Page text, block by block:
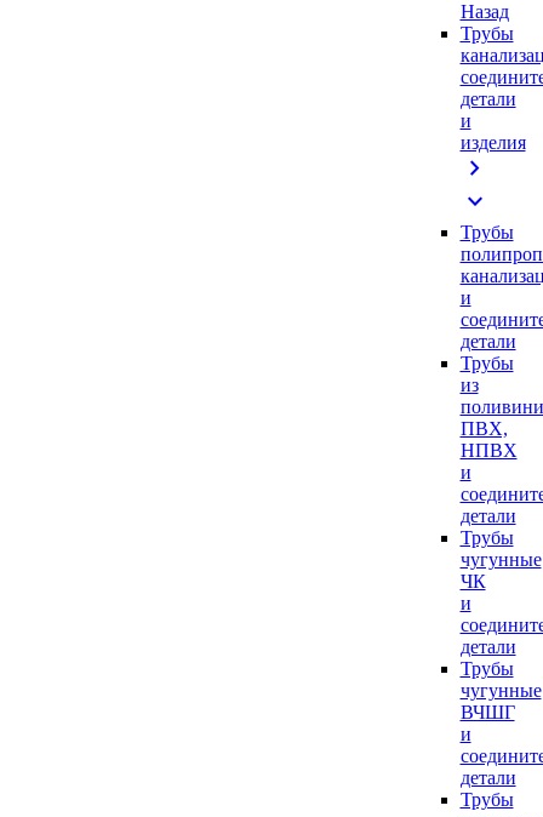
Назад
Трубы
детали
и
изделия
chevron_right
expand_more
Трубы
и
детали
Трубы
из
ПВХ,
НПВХ
и
детали
Трубы
чугунные
ЧК
и
детали
Трубы
чугунные
ВЧШГ
и
детали
Трубы